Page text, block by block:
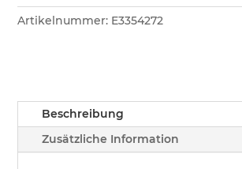
GO
Einzelschuss
Artikelnummer: E3354272
Beschreibung
Zusätzliche Information